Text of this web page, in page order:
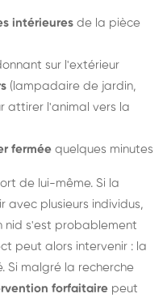
intérieures de la pièce
sur l'extérieur
(lampadaire de jardin,
attirer l'animal vers la
fermée quelques minutes
de lui-même. Si la
avec plusieurs individus,
nid s'est probablement
peut alors intervenir : la
Si malgré la recherche
forfaitaire peut